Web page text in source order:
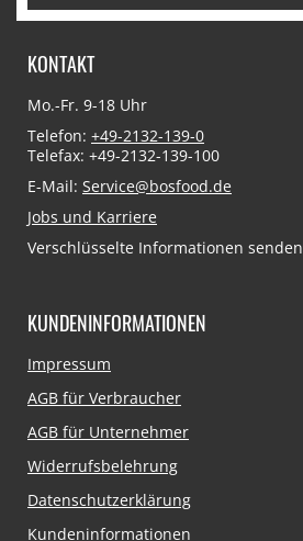
KONTAKT
Mo.-Fr. 9-18 Uhr
Telefon: +49-2132-139-0
Telefax: +49-2132-139-100
E-Mail: Service@bosfood.de
Jobs und Karriere
Verschlüsselte Informationen senden
KUNDENINFORMATIONEN
Navigation
Impressum
AGB für Verbraucher
AGB für Unternehmer
Widerrufsbelehrung
Datenschutzerklärung
Kundeninformationen